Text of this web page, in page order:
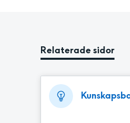
Relaterade sidor